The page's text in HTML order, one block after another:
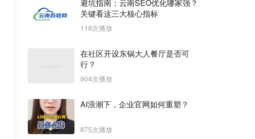
避坑指南：云南SEO优化哪家强？
关键看这三大核心指标
118次播放
在社区开设东锅大人餐厅是否可
行？
904次播放
AI浪潮下，企业官网如何重塑？
875次播放